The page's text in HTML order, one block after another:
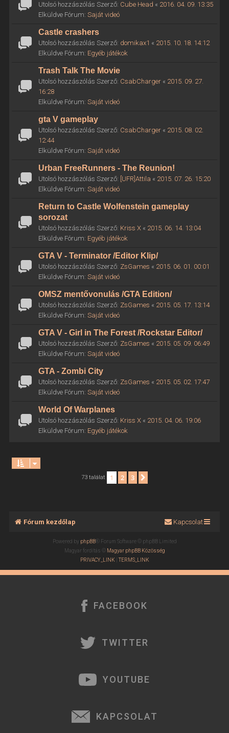
Utolsó hozzászólás Szerző: Cube Head « 2016. 04. 09. 13:35
Elküldve Fórum: Saját videó
Castle crashers
Utolsó hozzászólás Szerző: domikax1 « 2015. 10. 18. 14:12
Elküldve Fórum: Egyéb játékok
Trash Talk The Movie
Utolsó hozzászólás Szerző: CsabCharger« 2015. 09. 27.
16:28
Elküldve Fórum: Saját videó
gta V gameplay
Utolsó hozzászólás Szerző: CsabCharger« 2015. 08. 02.
12:44
Elküldve Fórum: Saját videó
Urban FreeRunners - The Reunion!
Utolsó hozzászólás Szerző: [UFR]Attila « 2015. 07. 26. 15:20
Elküldve Fórum: Saját videó
Return to Castle Wolfenstein gameplay
sorozat
Utolsó hozzászólás Szerző: Kriss X« 2015. 06. 14. 13:04
Elküldve Fórum: Egyéb játékok
GTA V - Terminator /Editor Klip/
Utolsó hozzászólás Szerző: ZsGames « 2015. 06. 01. 00:01
Elküldve Fórum: Saját videó
OMSZ mentővonulás /GTA Edition/
Utolsó hozzászólás Szerző: ZsGames « 2015. 05. 17. 13:14
Elküldve Fórum: Saját videó
GTA V - Girl in The Forest /Rockstar Editor/
Utolsó hozzászólás Szerző: ZsGames « 2015. 05. 09. 06:49
Elküldve Fórum: Saját videó
GTA - Zombi City
Utolsó hozzászólás Szerző: ZsGames « 2015. 05. 02. 17:47
Elküldve Fórum: Saját videó
World Of Warplanes
Utolsó hozzászólás Szerző: Kriss X« 2015. 04. 06. 19:06
Elküldve Fórum: Egyéb játékok
73 találat 1 2 3
Fórum kezdőlap Kapcsolat
Powered by phpBB® Forum Software © phpBB Limited
Magyar fordítás ©
Magyar phpBB Közösség
PRIVACY_LINK| TERMS_LINK
FACEBOOK
TWITTER
YOUTUBE
KAPCSOLAT